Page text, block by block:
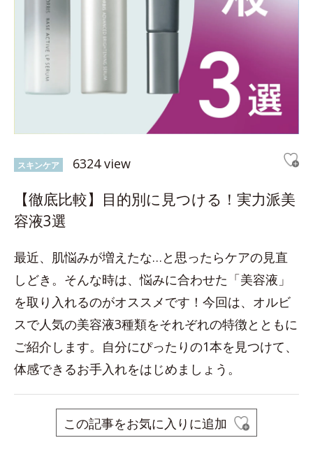
スキンケア 6324 view
【徹底比較】目的別に見つける！実力派美
容液3選
最近、肌悩みが増えたな…と思ったらケアの見直
しどき。そんな時は、悩みに合わせた「美容液」
を取り入れるのがオススメです！今回は、オルビ
スで人気の美容液3種類をそれぞれの特徴とともに
ご紹介します。自分にぴったりの1本を見つけて、
体感できるお手入れをはじめましょう。
この記事をお気に入りに追加